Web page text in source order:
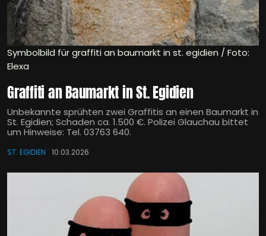
Symbolbild für graffiti an baumarkt in st. egidien / Foto:
Elexa
Graffiti an Baumarkt in St. Egidien
Unbekannte sprühten zwei Graffitis an einen Baumarkt in
St. Egidien; Schaden ca. 1.500 €. Polizei Glauchau bittet
um Hinweise: Tel. 03763 640.
ST. EGIDIEN 10.03.2026